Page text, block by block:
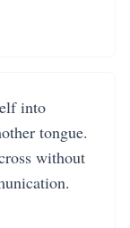
into
tongue.
without